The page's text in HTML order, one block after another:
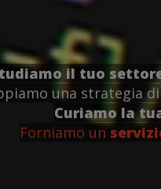
il tuo
una strategia
Curiamo la
Forniamo un